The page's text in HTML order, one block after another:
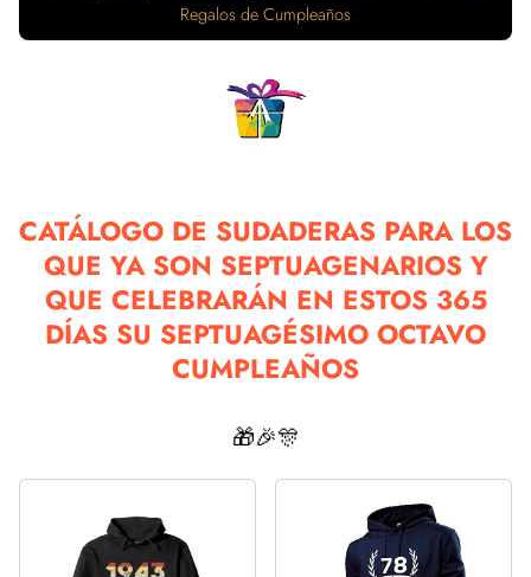
Regalos de Cumpleaños
CATÁLOGO DE SUDADERAS PARA LOS
QUE YA SON SEPTUAGENARIOS Y
QUE CELEBRARÁN EN ESTOS 365
DÍAS SU SEPTUAGÉSIMO OCTAVO
CUMPLEAÑOS
🎁🎉🎊